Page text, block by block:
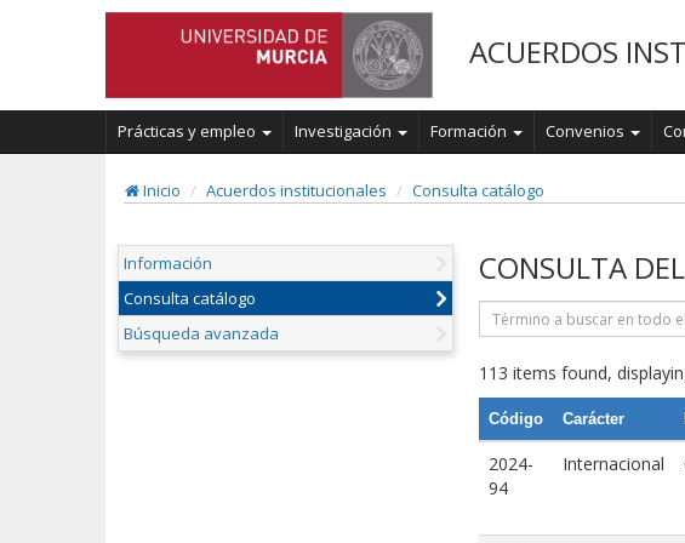
ACUERDOS
Prácticas y empleo Investigación Formación Convenios
Inicio Acuerdos institucionales Consulta catálogo
Información
Consulta catálogo
Búsqueda avanzada
CONSULTA
113 items found,
Código Carácter
2024-
94
Internacional